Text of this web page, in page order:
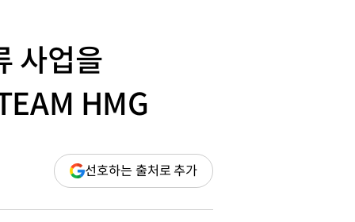
사업을
HMG
선호하는 출처로 추가(새
창
열림)